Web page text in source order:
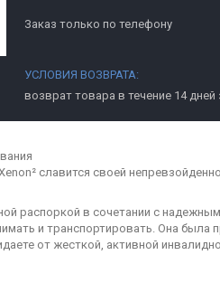
Заказ только по телефону
возврат товара в течение 14 дней
славится своей
распоркой в ​​сочетании с
и транспортировать. Она была
от жесткой, активной